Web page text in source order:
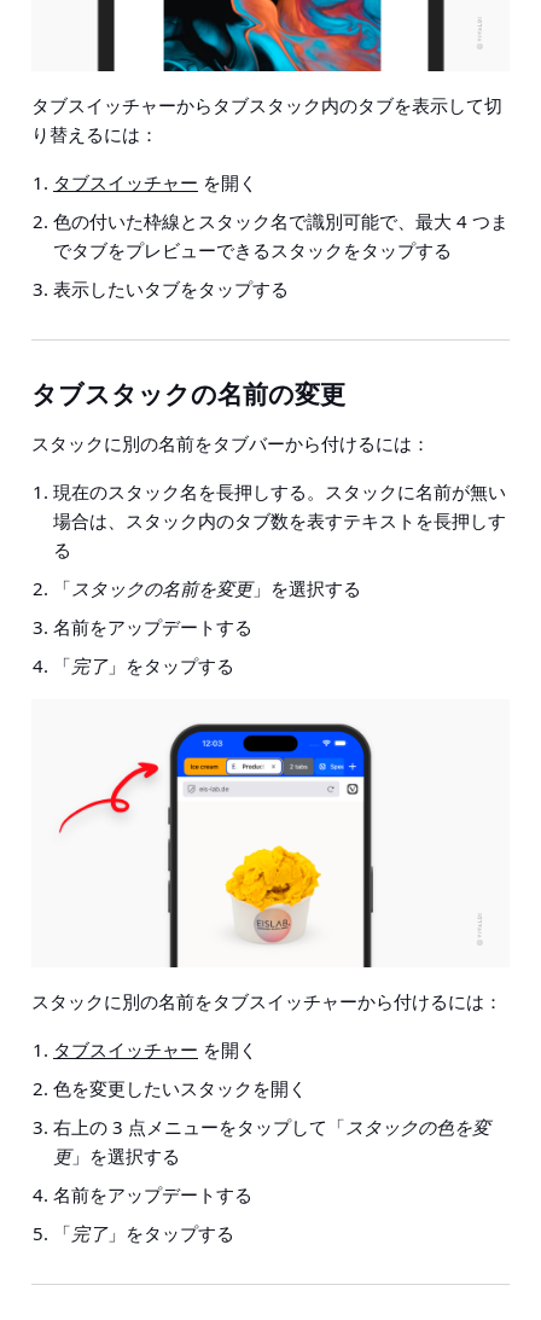
タブスイッチャーからタブスタック内のタブを表示して切
り替えるには：
タブスイッチャー を開く
色の付いた枠線とスタック名で識別可能で、最大 4 つま
でタブをプレビューできるスタックをタップする
表示したいタブをタップする
タブスタックの名前の変更
スタックに別の名前をタブバーから付けるには：
現在のスタック名を長押しする。スタックに名前が無い
場合は、スタック内のタブ数を表すテキストを長押しす
る
「 スタックの名前を変更」を選択する
名前をアップデートする
「完了」をタップする
スタックに別の名前をタブスイッチャーから付けるには：
タブスイッチャー を開く
色を変更したいスタックを開く
右上の 3 点メニューをタップして「スタックの色を変
更」を選択する
名前をアップデートする
「完了」をタップする